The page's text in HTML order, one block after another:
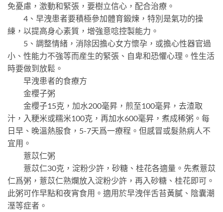
免憂慮，激動和緊張，要樹立信心，配合治療。
4、早洩患者要積極參加體育鍛煉，特別是氣功的操
練，以提高身心素質，增強意唸控製能力。
5、調整情緒，消除因擔心女方懷孕，或擔心性器官過
小、性能力不強等而産生的緊張、自卑和恐懼心理。性生活
時要做到放鬆。
早洩患者的食療方
金櫻子粥
金櫻子15克，加水200毫昇，煎至100毫昇，去渣取
汁，入粳米或糯米100克，再加水600毫昇，煮成稀粥。每
日早、晚溫熱服食，5-7天爲一療程。但感冒或髮熱病人不
宜用。
薏苡仁粥
薏苡仁30克，淀粉少許，砂糖、桂花各適量。先煮薏苡
仁爲粥，薏苡仁熟爛放入淀粉少許，再入砂糖、桂花即可。
此粥可作早點和夜宵食用。適用於早洩伴舌苔黃膩、陰囊潮
溼等症者。